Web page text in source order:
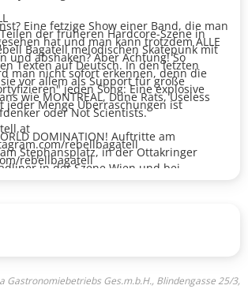
Eine fetzige Show einer Band, die man
hat und man kann trotzdem ALLE
und abshaken? Aber Achtung! So
man nicht sofort erkennen, denn die
jeden Song: Eine explosive
jeder Menge Überraschungen ist
DOMINATION! Auftritte am
Stephansplatz, in der Ottakringer
in der Szene Wien und bei
sportyboysvienna
der früheren Hardcore-Szene in
Bagatell melodischen Skatepunk mit
Texten auf Deutsch. In den letzten
vor allem als Support für große
wie MONTREAL, Dune Rats, Useless
oder Not Scientists.
rebellbagatell
rebellbagatell
Gastronomiebetriebs Ges.m.b.H., Blindengasse 25/3,